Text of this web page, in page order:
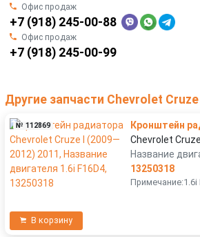
Офис продаж
+7 (918) 245-00-88
Офис продаж
+7 (918) 245-00-99
Другие запчасти Chevrolet
№ 112869
Кронштейн
Chevrolet
Название
13250318
Примечание:1.6i
В корзину